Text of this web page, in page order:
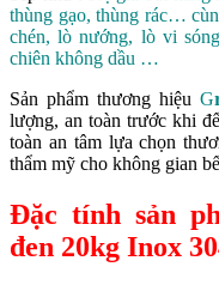
thùng gạo, thùng rác…
chén, lò nướng, lò vi
chiên không dầu …
Sản phẩm thương hiệu G
lượng, an toàn trước khi
toàn an tâm lựa chọn
thẩm mỹ cho không gian
Đặc tính sản
đen 20kg Inox